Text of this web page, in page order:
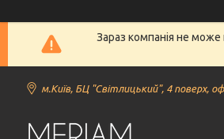
Зараз компанія не
м.Київ, БЦ "Світлицький", 4 поверх,